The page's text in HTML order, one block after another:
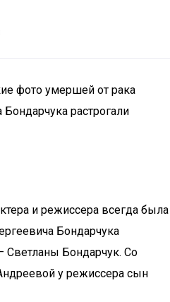
фото умершей от рака
растрогали
и режиссера всегда была
Бондарчука
Бондарчук. Со
у режиссера сын